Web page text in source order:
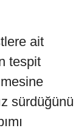
ait
tespit
sürdüğünü